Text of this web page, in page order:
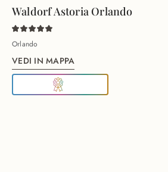
Waldorf Astoria Orlando
Orlando
VEDI IN MAPPA